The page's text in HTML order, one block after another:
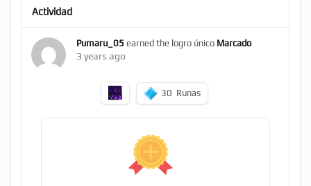
Actividad
Pumaru_05 earned the logro único Marcado
3 years ago
30 Runas